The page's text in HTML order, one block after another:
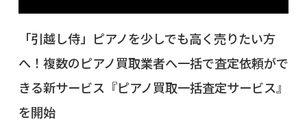
「引越し侍」ピアノを少しでも高く売りたい方
へ！複数のピアノ買取業者へ一括で査定依頼がで
きる新サービス『ピアノ買取一括査定サービス』
を開始